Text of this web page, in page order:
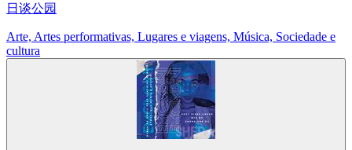
日谈公园
Arte, Artes performativas, Lugares e viagens, Música, Sociedade e
cultura